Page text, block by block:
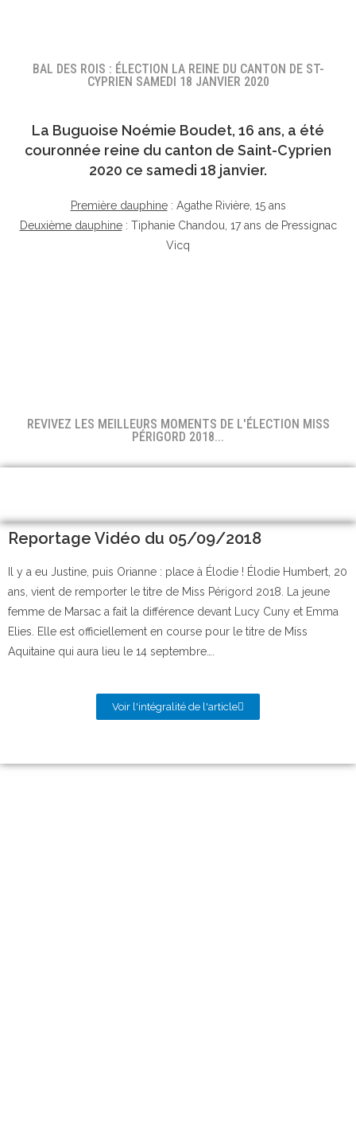
BAL DES ROIS : ÉLECTION LA REINE DU CANTON DE ST-
CYPRIEN SAMEDI 18 JANVIER 2020
La Buguoise Noémie Boudet, 16 ans, a été
couronnée reine du canton de Saint-Cyprien
2020 ce samedi 18 janvier.
Première dauphine: Agathe Rivière, 15 ans
Deuxième dauphine: Tiphanie Chandou, 17 ans de Pressignac
Vicq
REVIVEZ LES MEILLEURS MOMENTS DE L'ÉLECTION MISS
PÉRIGORD 2018...
Reportage Vidéo du 05/09/2018
Il y a eu Justine, puis Orianne : place à Élodie ! Élodie Humbert, 20
ans, vient de remporter le titre de Miss Périgord 2018. La jeune
femme de Marsac a fait la différence devant Lucy Cuny et Emma
Elies. Elle est officiellement en course pour le titre de Miss
Aquitaine qui aura lieu le 14 septembre….
Voir l'intégralité de l'article